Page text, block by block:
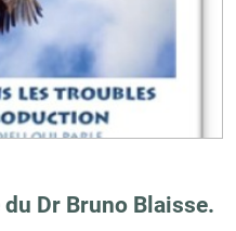
Dr Bruno Blaisse.